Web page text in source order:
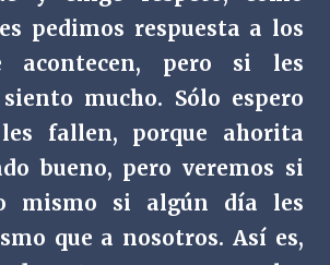
pedimos respuesta a los
acontecen, pero si les
mucho. Sólo espero
fallen, porque ahorita
bueno, pero veremos si
mismo si algún día les
que a nosotros. Así es,